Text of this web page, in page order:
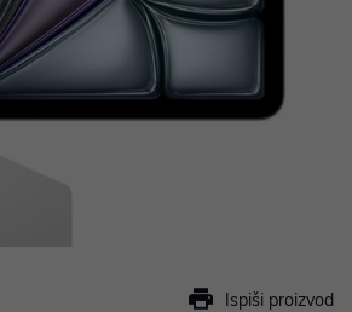
Ispiši proizvod